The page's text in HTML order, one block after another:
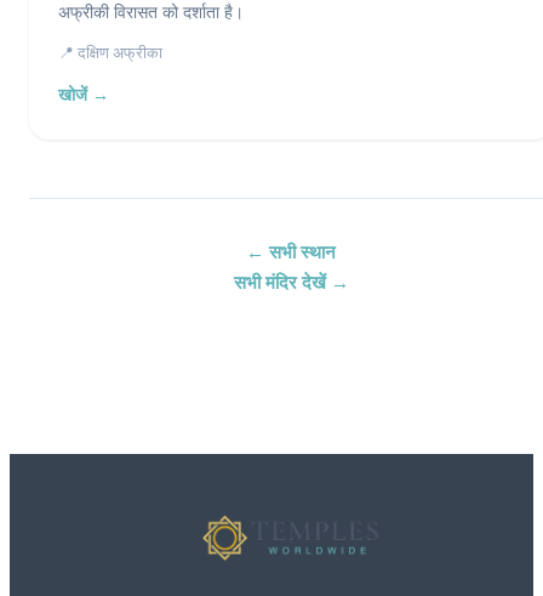
अफ्रीकी विरासत को दर्शाता है।
📍 दक्षिण अफ्रीका
खोजें →
← सभी स्थान
सभी मंदिर देखें →